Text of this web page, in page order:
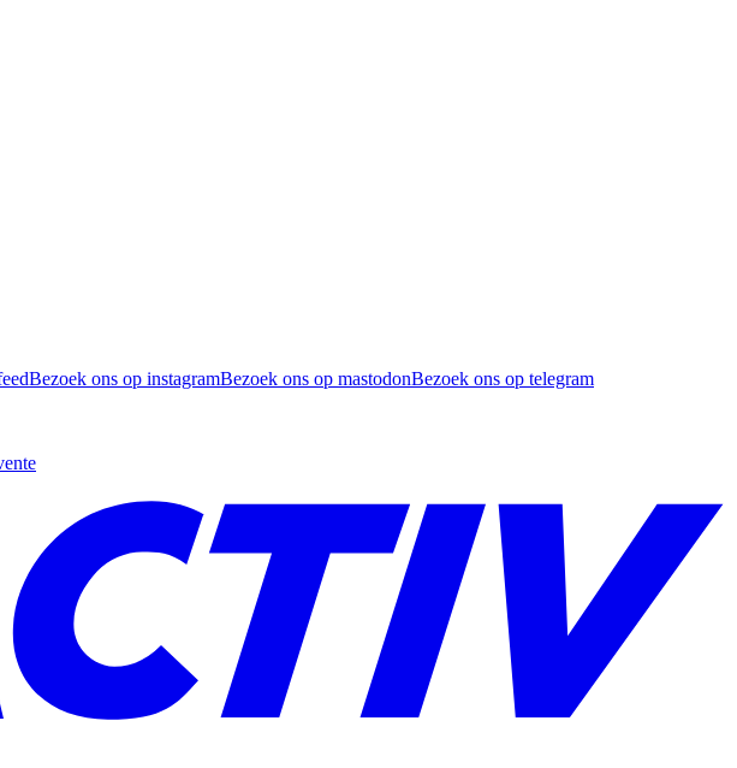
Bezoek ons op instagramBezoek ons op mastodonBezoek ons op telegram